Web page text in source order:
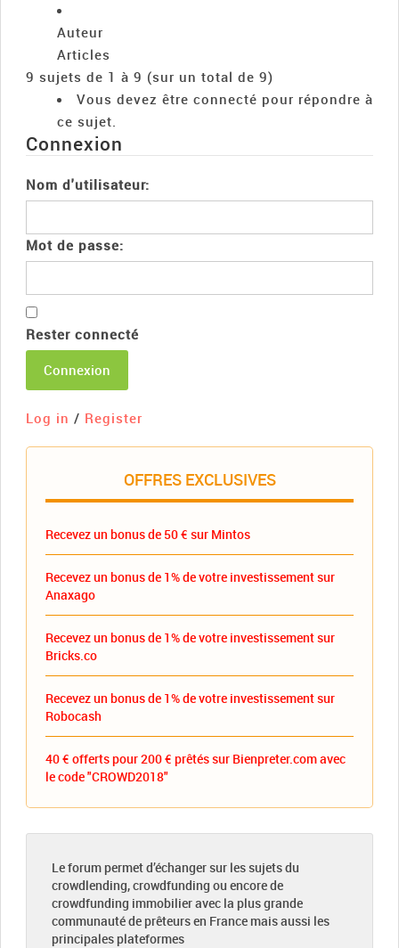
Auteur
Articles
9 sujets de 1 à 9 (sur un total de 9)
Vous devez être connecté pour répondre à
ce sujet.
Connexion
Nom d'utilisateur:
Mot de passe:
Rester connecté
Connexion
Log in / Register
OFFRES EXCLUSIVES
Recevez un bonus de 50 € sur Mintos
Recevez un bonus de 1% de votre investissement sur
Anaxago
Recevez un bonus de 1% de votre investissement sur
Bricks.co
Recevez un bonus de 1% de votre investissement sur
Robocash
40 € offerts pour 200 € prêtés sur Bienpreter.com avec
le code "CROWD2018"
Le forum permet d’échanger sur les sujets du
crowdlending, crowdfunding ou encore de
crowdfunding immobilier avec la plus grande
communauté de prêteurs en France mais aussi les
principales plateformes